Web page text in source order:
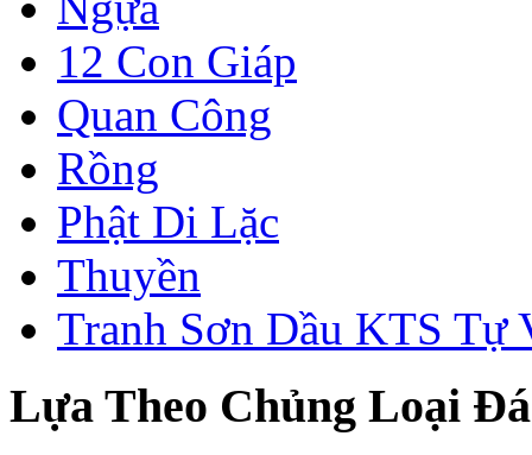
12 Con Giáp
Quan Công
Rồng
Phật Di Lặc
Thuyền
Tranh Sơn Dầu KTS Tự
Lựa Theo Chủng Loại Đá